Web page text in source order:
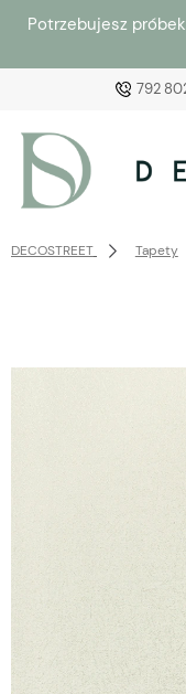
Potrzebujesz
792
DECOSTREET Tapety